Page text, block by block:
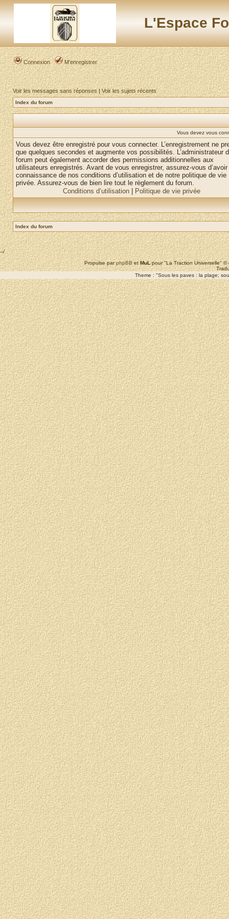
L'Espace
Connexion M’enregistrer
Voir les messages sans réponses|Voir les sujets récents
Index du forum
Vous devez vous
Vous devez être enregistré pour vous connecter. L’enregistrement ne
que quelques secondes et augmente vos possibilités. L’administrateur
forum peut également accorder des permissions additionnelles aux
utilisateurs enregistrés. Avant de vous enregistrer, assurez-vous
connaissance de nos conditions d’utilisation et de notre politique de vie
privée. Assurez-vous de bien lire tout le règlement du forum.
Conditions d’utilisation
Politique de vie privée
Index du forum
--/
Propulse parphpBBetMuLpour "La Traction Universelle"
Theme : "Sous les paves : la plage;